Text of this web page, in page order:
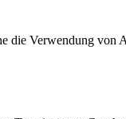
Verwendung von